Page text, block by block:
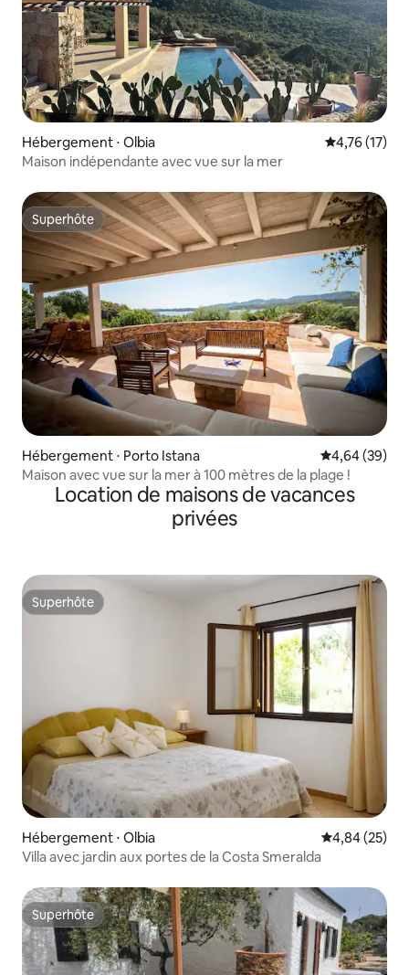
Hébergement ⋅ Olbia Évaluation
4,76 (17)
Maison indépendante avec vue sur la mer
Superhôte
Superhôte
Hébergement ⋅ Porto Istana Évaluation
4,64 (39)
Maison avec vue sur la mer à 100 mètres de la plage !
Location de maisons de vacances
privées
Superhôte
Superhôte
Hébergement ⋅ Olbia Évaluation
4,84 (25)
Villa avec jardin aux portes de la Costa Smeralda
Superhôte
Superhôte